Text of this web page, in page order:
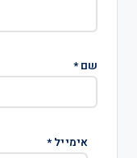
שם*
אימייל*